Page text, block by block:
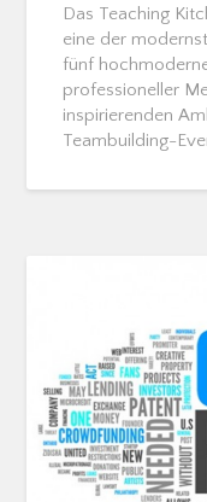
Das Teaching
eine der
fünf
professioneller
inspirierenden
Teambuilding-